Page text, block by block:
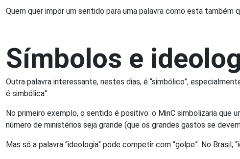
Quem quer impor um sentido para uma palavra como esta
Símbolos e
Outra palavra interessante, nestes dias, é “simbólico”,
é simbólica”.
No primeiro exemplo, o sentido é positivo: o MinC simbolizaria que
número de ministérios seja grande (que os grandes gastos se
Mas só a palavra “ideologia” pode competir com “golpe”. No